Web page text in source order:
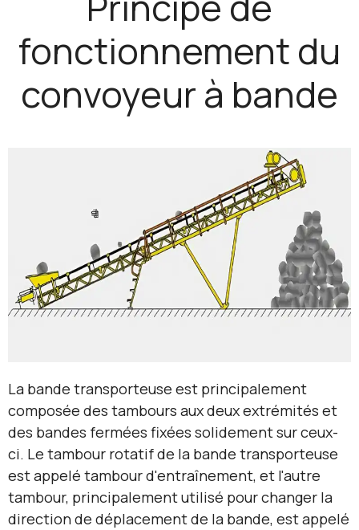
fonctionnement du
convoyeur à bande
La bande transporteuse est principalement
composée des tambours aux deux extrémités et
des bandes fermées fixées solidement sur ceux-
ci. Le tambour rotatif de la bande transporteuse
est appelé tambour d'entraînement, et l'autre
tambour, principalement utilisé pour changer la
direction de déplacement de la bande, est appelé